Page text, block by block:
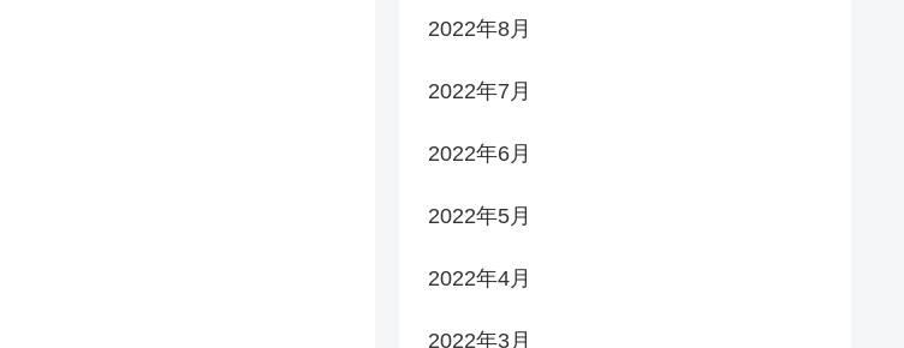
2022年8月
2022年7月
2022年6月
2022年5月
2022年4月
2022年3月